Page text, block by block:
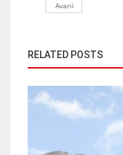
Avarii
RELATED POSTS